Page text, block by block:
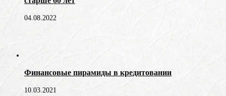
04.08.2022
Финансовые пирамиды в кредитовании
10.03.2021